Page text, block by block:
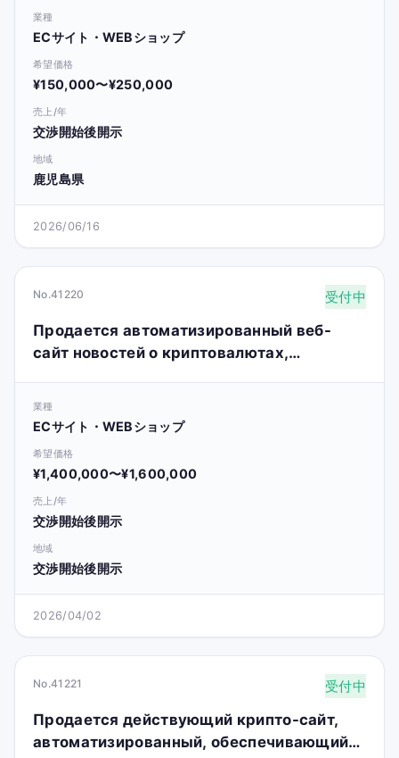
業種
ECサイト・WEBショップ
希望価格
¥150,000〜¥250,000
売上/年
交渉開始後開示
地域
鹿児島県
2026/06/16
No.41220 受付中
Продается автоматизированный веб-
сайт новостей о криптовалютах,
業種
ECサイト・WEBショップ
希望価格
¥1,400,000〜¥1,600,000
売上/年
交渉開始後開示
地域
交渉開始後開示
2026/04/02
No.41221 受付中
Продается действующий крипто-сайт,
автоматизированный, обеспечивающий